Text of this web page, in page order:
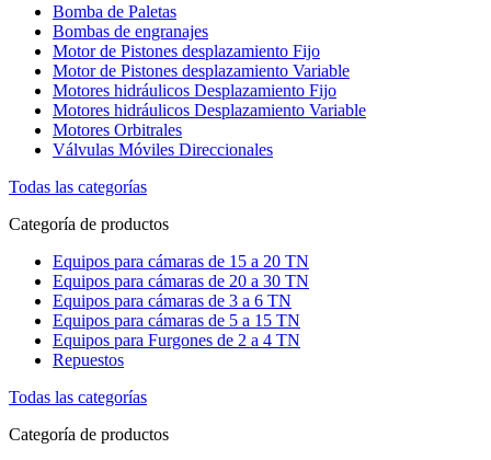
Bomba de Paletas
Bombas de engranajes
Motor de Pistones desplazamiento Fijo
Motor de Pistones desplazamiento Variable
Motores hidráulicos Desplazamiento Fijo
Motores hidráulicos Desplazamiento Variable
Motores Orbitrales
Válvulas Móviles Direccionales
Todas las categorías
Categoría de productos
Equipos para cámaras de 15 a 20 TN
Equipos para cámaras de 20 a 30 TN
Equipos para cámaras de 3 a 6 TN
Equipos para cámaras de 5 a 15 TN
Equipos para Furgones de 2 a 4 TN
Repuestos
Todas las categorías
Categoría de productos